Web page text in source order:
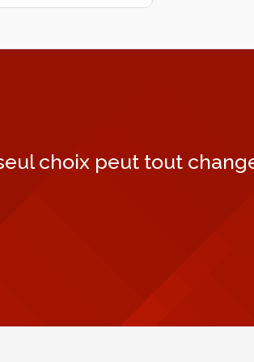
choix peut tout